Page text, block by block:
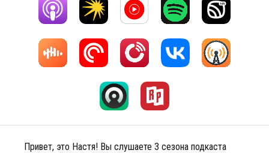
Привет, это Настя! Вы слушаете 3 сезона подкаста